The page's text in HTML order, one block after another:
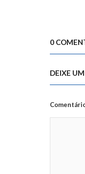
0
DEIXE